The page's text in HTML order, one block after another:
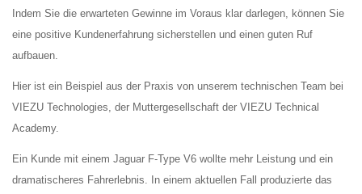
Indem Sie die erwarteten Gewinne im Voraus klar darlegen, können Sie
eine positive Kundenerfahrung sicherstellen und einen guten Ruf
aufbauen.
Hier ist ein Beispiel aus der Praxis von unserem technischen Team bei
VIEZU Technologies, der Muttergesellschaft der VIEZU Technical
Academy.
Ein Kunde mit einem Jaguar F-Type V6 wollte mehr Leistung und ein
dramatischeres Fahrerlebnis. In einem aktuellen Fall produzierte das